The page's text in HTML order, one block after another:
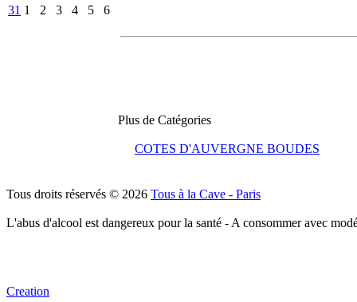
31 1 2 3 4 5 6
Plus de Catégories
COTES D'AUVERGNE BOUDES
Tous droits réservés © 2026 Tous à la Cave - Paris
L'abus d'alcool est dangereux pour la santé - A consommer avec
Creation